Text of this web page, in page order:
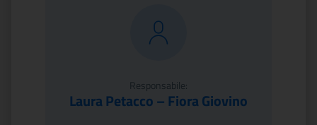
Responsabile:
Laura Petacco – Fiora Giovino